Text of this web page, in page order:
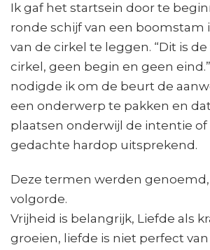
Ik gaf het startsein door te
ronde schijf van een boomstam
van de cirkel te leggen. “Dit is
cirkel, geen begin en geen
nodigde ik om de beurt de
een onderwerp te pakken en
plaatsen onderwijl de intentie
gedachte hardop uitsprekend.
Deze termen werden
volgorde.
Vrijheid is belangrijk, Liefde als
groeien, liefde is niet perfect